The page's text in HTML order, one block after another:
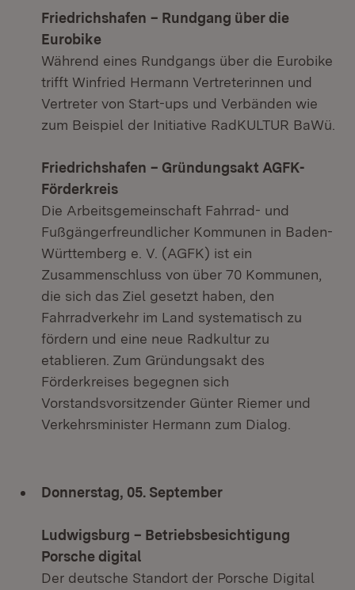
Friedrichshafen – Rundgang über die
Eurobike
Während eines Rundgangs über die Eurobike
trifft Winfried Hermann Vertreterinnen und
Vertreter von Start-ups und Verbänden wie
zum Beispiel der Initiative RadKULTUR BaWü.
Friedrichshafen – Gründungsakt AGFK-
Förderkreis
Die Arbeitsgemeinschaft Fahrrad- und
Fußgängerfreundlicher Kommunen in Baden-
Württemberg e. V. (AGFK) ist ein
Zusammenschluss von über 70 Kommunen,
die sich das Ziel gesetzt haben, den
Fahrradverkehr im Land systematisch zu
fördern und eine neue Radkultur zu
etablieren. Zum Gründungsakt des
Förderkreises begegnen sich
Vorstandsvorsitzender Günter Riemer und
Verkehrsminister Hermann zum Dialog.
Donnerstag, 05. September
Ludwigsburg – Betriebsbesichtigung
Porsche digital
Der deutsche Standort der Porsche Digital